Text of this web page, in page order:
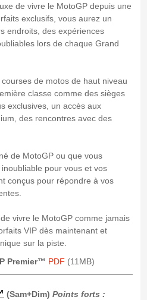
de vivre le MotoGP depuis une
exclusifs, vous aurez un
endroits, des expériences
lors de chaque Grand
de motos de haut niveau
classe comme des sièges
exclusives, un accès aux
des rencontres avec des
de MotoGP ou que vous
pour vous et vos
conçus pour répondre à vos
vivre le MotoGP comme jamais
VIP dès maintenant et
sur la piste.
Premier™ PDF (11MB)
(Sam+Dim) Points forts :